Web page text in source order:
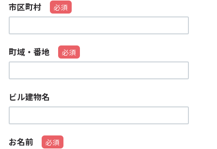
市区町村
町域・番地
ビル建物名
お名前